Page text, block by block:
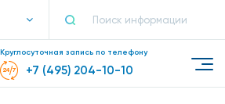
Круглосуточная запись по телефону
+7 (495) 204-10-10